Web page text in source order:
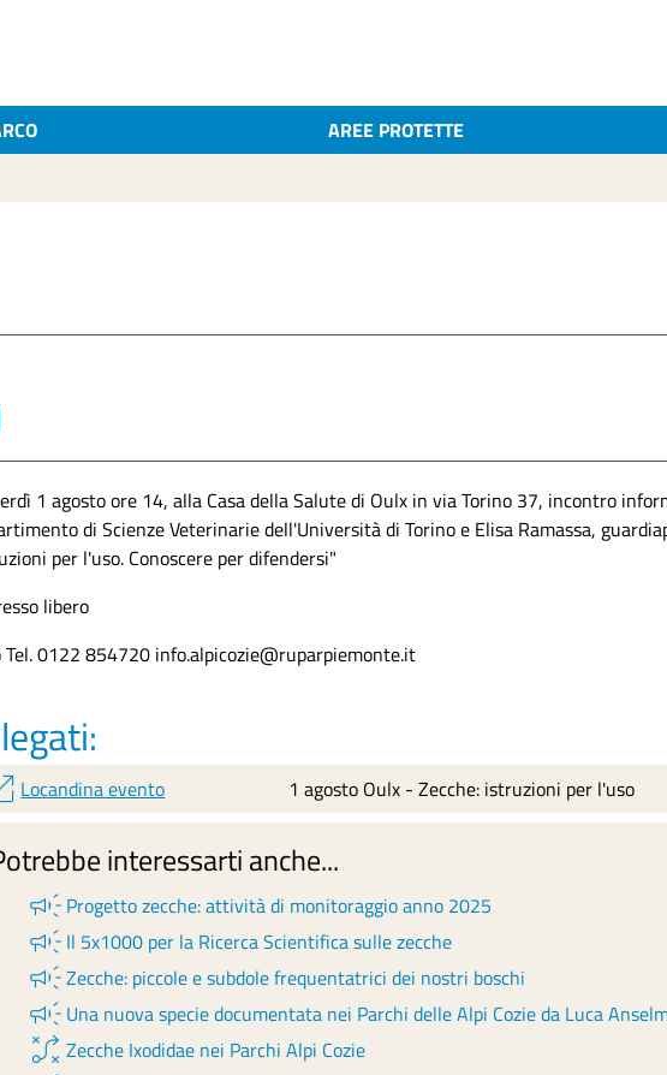
AREE PROTETTE
1 agosto ore 14, alla Casa della Salute di Oulx in via Torino 37, incontro
di Scienze Veterinarie dell'Università di Torino e Elisa Ramassa,
per l'uso. Conoscere per difendersi"
libero
Tel. 0122 854720 info.alpicozie@ruparpiemonte.it
Locandina evento 1 agosto Oulx - Zecche: istruzioni per l'uso
interessarti anche...
campaign Progetto zecche: attività di monitoraggio anno 2025
campaign Il 5x1000 per la Ricerca Scientifica sulle zecche
campaignZecche: piccole e subdole frequentatrici dei nostri boschi
campaign Una nuova specie documentata nei Parchi delle Alpi Cozie da Luca
tacticZecche Ixodidae nei Parchi Alpi Cozie